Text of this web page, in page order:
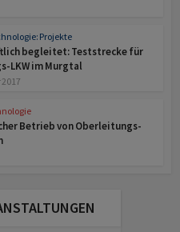
Projekte
begleitet: Teststrecke für
LKW im Murgtal
Betrieb von Oberleitungs-